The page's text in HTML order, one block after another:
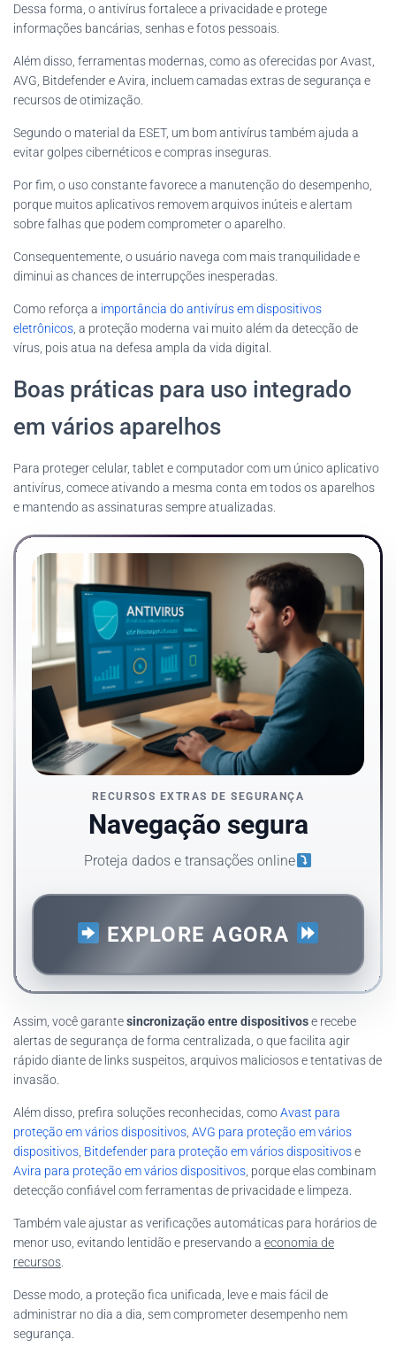
Dessa forma, o antivírus fortalece a privacidade e protege
informações bancárias, senhas e fotos pessoais.
Além disso, ferramentas modernas, como as oferecidas por Avast,
AVG, Bitdefender e Avira, incluem camadas extras de segurança e
recursos de otimização.
Segundo o material da ESET, um bom antivírus também ajuda a
evitar golpes cibernéticos e compras inseguras.
Por fim, o uso constante favorece a manutenção do desempenho,
porque muitos aplicativos removem arquivos inúteis e alertam
sobre falhas que podem comprometer o aparelho.
Consequentemente, o usuário navega com mais tranquilidade e
diminui as chances de interrupções inesperadas.
Como reforça a importância do antivírus em dispositivos
eletrônicos, a proteção moderna vai muito além da detecção de
vírus, pois atua na defesa ampla da vida digital.
Boas práticas para uso integrado
em vários aparelhos
Para proteger celular, tablet e computador com um único aplicativo
antivírus, comece ativando a mesma conta em todos os aparelhos
e mantendo as assinaturas sempre atualizadas.
RECURSOS EXTRAS DE SEGURANÇA
Navegação segura
Proteja dados e transações online
EXPLORE AGORA
Assim, você garantesincronização entre dispositivose recebe
alertas de segurança de forma centralizada, o que facilita agir
rápido diante de links suspeitos, arquivos maliciosos e tentativas de
invasão.
Além disso, prefira soluções reconhecidas, comoAvast para
proteção em vários dispositivos AVG para proteção em vários
dispositivos Bitdefender para proteção em vários dispositivose
Avira para proteção em vários dispositivos , porque elas combinam
detecção confiável com ferramentas de privacidade e limpeza.
Também vale ajustar as verificações automáticas para horários de
menor uso, evitando lentidão e preservando a economia de
recursos
Desse modo, a proteção fica unificada, leve e mais fácil de
administrar no dia a dia, sem comprometer desempenho nem
segurança.